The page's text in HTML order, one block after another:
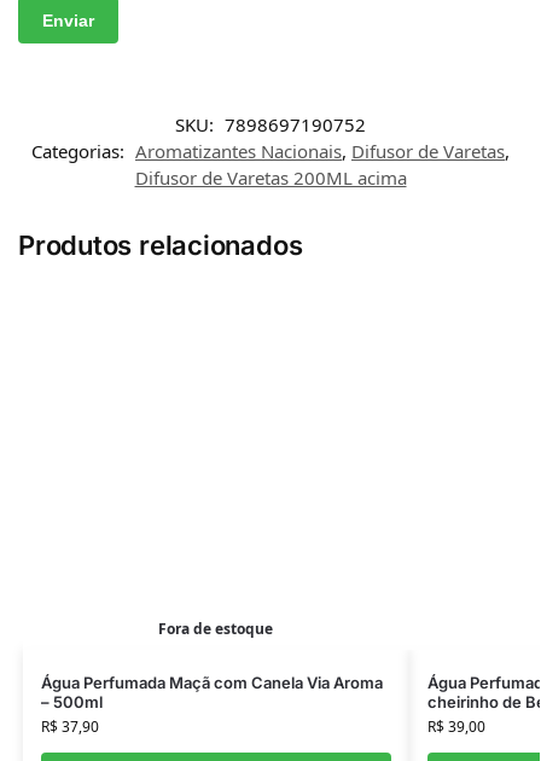
SKU: 7898697190752
Categorias: Aromatizantes Nacionais, Difusor de Varetas,
Difusor de Varetas 200ML acima
Produtos relacionados
Fora de estoque
Água Perfumada Maçã com Canela Via Aroma
– 500ml
R$37,90
Água
cheirinho de
R$39,00